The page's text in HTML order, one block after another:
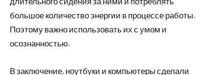
большое количество энергии в процессе работы.
Поэтому важно использовать их с умом и
осознанностью.
В заключение, ноутбуки и компьютеры сделали